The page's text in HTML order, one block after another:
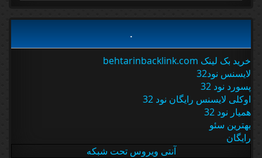
خرید بک لینک behtarinbacklink.com
لایسنس نود32
پسورد نود 32
اوکلی لایسنس رایگان نود 32
همیار نود 32
بهترین سئو
رایگان
آنتی ویروس تحت شبکه